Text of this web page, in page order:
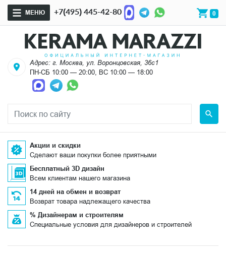
МЕНЮ +7(495) 445-42-80 0
Адрес: г. Москва, ул. Воронцовская, 36с1
ПН-СБ 10:00 — 20:00, ВС 10:00 — 18:00
Акции и скидки
Сделают ваши покупки более приятными
Бесплатный 3D дизайн
Всем клиентам нашего магазина
14 дней на обмен и возврат
Возврат товара надлежащего качества
% Дизайнерам и строителям
Специальные условия для дизайнеров и строителей